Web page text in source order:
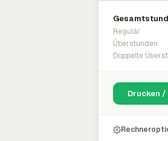
Regulär
Überstunden
Doppelte
Drucken /